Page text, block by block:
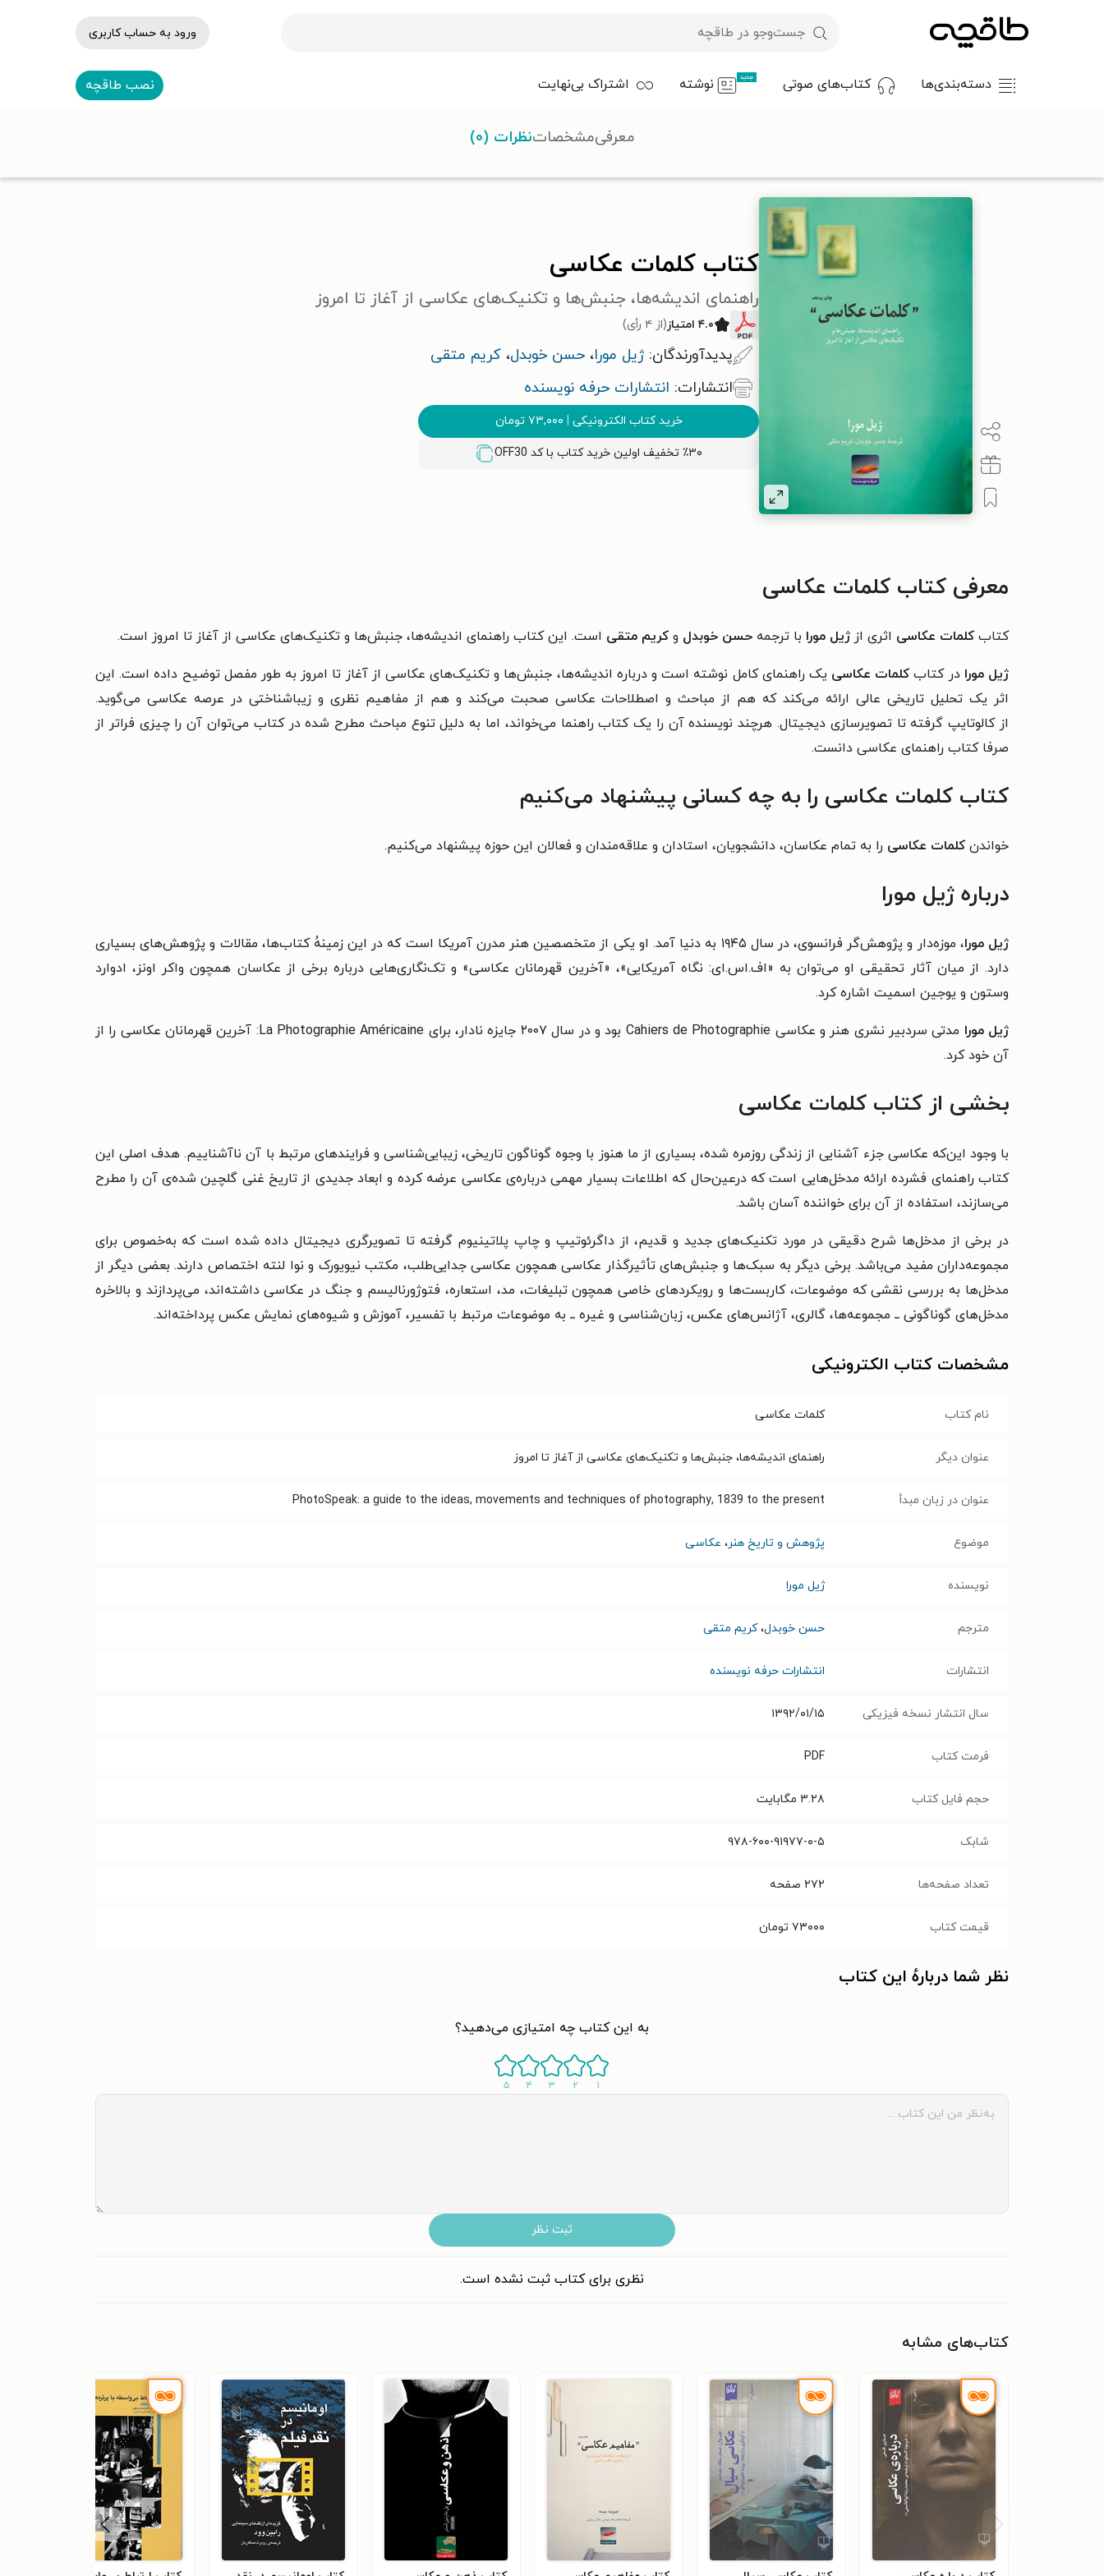
ورود به حساب کاربری
دسته‌بندی‌ها کتاب‌های صوتی جدید نوشته اشتراک بی‌نهایت نصب طاقچه
کتاب کلمات عکاسی
راهنمای اندیشه‌ها، جنبش‌ها و تکنیک‌های عکاسی از آغاز تا امروز
۴.۰ امتیاز (از ۴ رأی)
پدیدآورندگان: ژیل مورا، حسن خوبدل، کریم متقی
انتشارات: انتشارات حرفه نویسنده
خرید کتاب الکترونیکی | ۷۳,۰۰۰ تومان
٪۳۰ تخفیف اولین خرید کتاب با کد OFF30
معرفیمشخصاتنظرات (۰)
معرفی کتاب کلمات عکاسی
کتاب کلمات عکاسی اثری از ژیل مورا با ترجمه حسن خوبدل و کریم متقی است. این کتاب راهنمای اندیشه‌ها، جنبش‌ها و تکنیک‌های عکاسی از آغاز تا امروز است.
ژیل مورا در کتاب کلمات عکاسی یک راهنمای کامل نوشته است و درباره اندیشه‌ها، جنبش‌ها و تکنیک‌های عکاسی از آغاز تا امروز به طور مفصل توضیح داده است. این
اثر یک تحلیل تاریخی عالی ارائه می‌کند که هم از مباحث و اصطلاحات عکاسی صحبت می‌کند و هم از مفاهیم نظری و زیباشناختی در عرصه عکاسی می‌گوید.
از کالوتایپ گرفته تا تصویرسازی دیجیتال. هرچند نویسنده آن را یک کتاب راهنما می‌خواند، اما به دلیل تنوع مباحث مطرح شده در کتاب می‌توان آن را چیزی فراتر از
صرفا کتاب راهنمای عکاسی دانست.
کتاب کلمات عکاسی را به چه کسانی پیشنهاد می‌کنیم
خواندن کلمات عکاسی را به تمام عکاسان، دانشجویان، استادان و علاقه‌مندان و فعالان این حوزه پیشنهاد می‌کنیم.
درباره ژیل مورا
ژیل مورا
، موزه‌دار و پژوهش‌گر فرانسوی، در سال ۱۹۴۵ به دنیا آمد. او یکی از متخصصین هنر مدرن آمریکا است که در این زمینهُ کتاب‌ها، مقالات و پژوهش‌های بسیاری
دارد. از میان آثار تحقیقی او می‌توان به «اف.اس.ای: نگاه آمریکایی»، «آخرین قهرمانان عکاسی» و تک‌نگاری‌هایی درباره برخی از عکاسان همچون واکر اونز، ادوارد
وستون و یوجین اسمیت اشاره کرد.
ژیل مورا مدتی سردبیر نشری هنر و عکاسی Cahiers de Photographie بود و
در سال ۲۰۰۷ جایزه نادار، برای La Photographie Américaine: آخرین قهرمانان عکاسی را از
آن خود کرد.
بخشی از کتاب کلمات عکاسی
با وجود این‌که عکاسی جزء آشنایی از زندگی روزمره شده، بسیاری از ما هنوز با وجوه گوناگون تاریخی، زیبایی‌شناسی و فرایند‌های مرتبط با آن نا‌آشناییم. هدف اصلی این
کتاب راهنمای فشرده‌ ارائه مدخل‌هایی است که ‌درعین‌حال که اطلاعات بسیار مهمی درباره‌ی عکاسی عرضه کرده و ابعاد جدیدی از تاریخ غنی گلچین شده‌ی آن را مطرح
می‌سازند، استفاده از آن برای خواننده آسان باشد.
در برخی از مدخل‌ها شرح دقیقی در مورد تکنیک‌های جدید و قدیم، از داگرئوتیپ و چاپ پلاتینیوم گرفته تا تصویرگری دیجیتال داده شده است که به‌خصوص برای
مجموعه‌داران مفید می‌باشد. برخی دیگر به سبک‌ها و جنبش‌های تأثیر‌گذار عکاسی همچون عکاسی جدایی‌طلب، مکتب نیویورک و نوا‌ لنته اختصاص دارند. بعضی دیگر از
مدخل‌ها به بررسی نقشی که موضوعات، کاربست‌ها و رویکردهای خاصی همچون تبلیغات، مد، استعاره، فتو‌ژورنالیسم و جنگ در عکاسی داشته‌اند، می‌پردازند و بالاخره
مدخل‌های گوناگونی ــ مجموعه‌ها، گالری، آژانس‌های عکس، زبان‌شناسی و غیره ــ به موضوعات مرتبط با تفسیر، آموزش و شیوه‌های نمایش عکس پرداخته‌اند.
مشخصات کتاب الکترونیکی
نام کتاب کلمات عکاسی
عنوان دیگر راهنمای اندیشه‌ها، جنبش‌ها و تکنیک‌های عکاسی از آغاز تا امروز
عنوان در زبان مبدأ PhotoSpeak: a guide to the ideas, movements and techniques of photography, 1839 to the present
موضوع پژوهش و تاریخ هنر، عکاسی
نویسنده ژیل مورا
مترجم حسن خوبدل،کریم متقی
انتشارات انتشارات حرفه نویسنده
سال انتشار نسخه فیزیکی ۱۳۹۲/۰۱/۱۵
فرمت کتاب PDF
حجم فایل کتاب ۳.۲۸ مگابایت
شابک ۹۷۸-۶۰۰-۹۱۹۷۷-۰-۵
تعداد صفحه‌ها ۲۷۲ صفحه
قیمت کتاب ۷۳۰۰۰ تومان
نظر شما دربارهٔ این کتاب
به این کتاب چه امتیازی می‌دهید؟
۱ ۲ ۳ ۴ ۵
ثبت نظر
نظری برای کتاب ثبت نشده است.
کتاب‌های مشابه